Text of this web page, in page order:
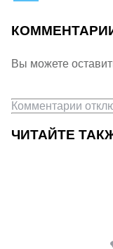
Вы можете
Комментарии
ЧИТАЙТЕ